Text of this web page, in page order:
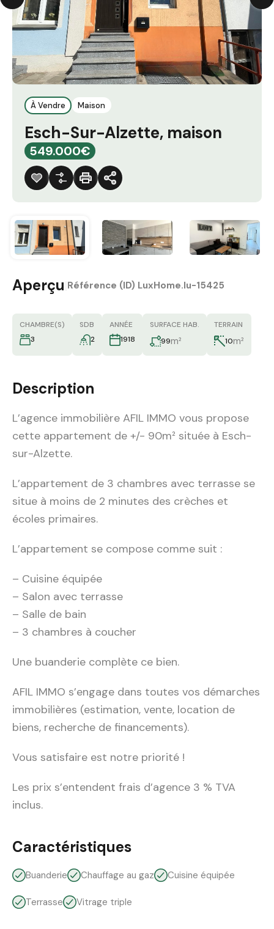
À Vendre Maison
Esch-Sur-Alzette, maison
549.000€
Aperçu Référence (ID) LuxHome.lu-15425
CHAMBRE(S)
3
SDB
2
ANNÉE
1918
SURFACE HAB.
99m²
TERRAIN
10m²
Description
L’agence immobilière AFIL IMMO vous propose
cette appartement de +/- 90m² située à Esch-
sur-Alzette.
L’appartement de 3 chambres avec terrasse se
situe à moins de 2 minutes des crèches et
écoles primaires.
L’appartement se compose comme suit :
– Cuisine équipée
– Salon avec terrasse
– Salle de bain
– 3 chambres à coucher
Une buanderie complète ce bien.
AFIL IMMO s’engage dans toutes vos démarches
immobilières (estimation, vente, location de
biens, recherche de financements).
Vous satisfaire est notre priorité !
Les prix s’entendent frais d’agence 3 % TVA
inclus.
Caractéristiques
Buanderie Chauffage au gaz Cuisine équipée
Terrasse Vitrage triple